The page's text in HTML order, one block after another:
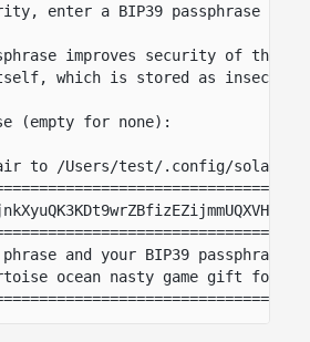
enter a BIP39 passphrase
improves security of the
which is stored as insecure
(empty for none):
to /Users/test/.config/solana/
and your BIP39 passphrase
ocean nasty game gift forget